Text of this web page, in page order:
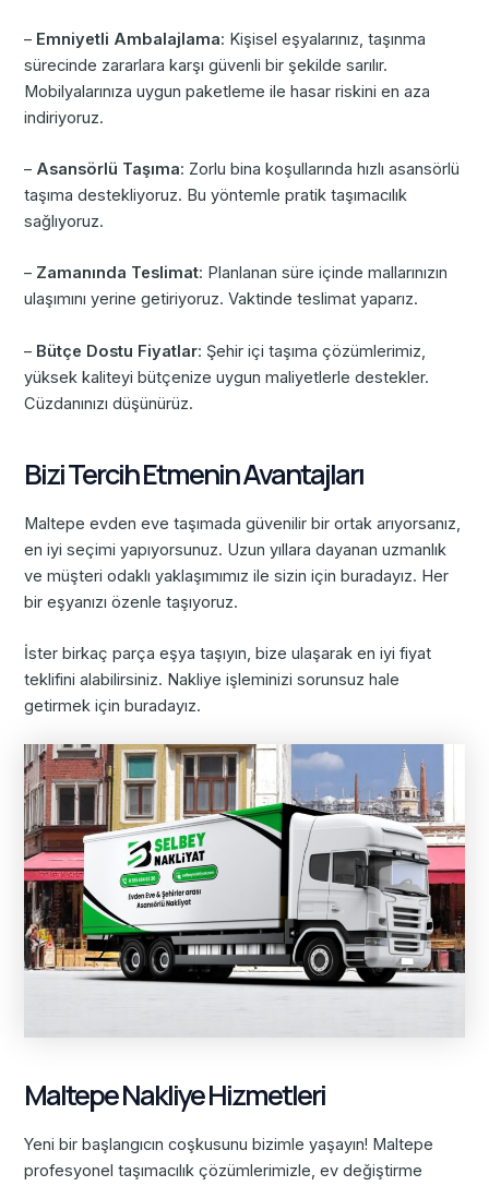
– Emniyetli Ambalajlama: Kişisel eşyalarınız, taşınma
sürecinde zararlara karşı güvenli bir şekilde sarılır.
Mobilyalarınıza uygun paketleme ile hasar riskini en aza
indiriyoruz.
– Asansörlü Taşıma: Zorlu bina koşullarında hızlı asansörlü
taşıma destekliyoruz. Bu yöntemle pratik taşımacılık
sağlıyoruz.
– Zamanında Teslimat: Planlanan süre içinde mallarınızın
ulaşımını yerine getiriyoruz. Vaktinde teslimat yaparız.
– Bütçe Dostu Fiyatlar: Şehir içi taşıma çözümlerimiz,
yüksek kaliteyi bütçenize uygun maliyetlerle destekler.
Cüzdanınızı düşünürüz.
Bizi Tercih Etmenin Avantajları
Maltepe evden eve taşımada güvenilir bir ortak arıyorsanız,
en iyi seçimi yapıyorsunuz. Uzun yıllara dayanan uzmanlık
ve müşteri odaklı yaklaşımımız ile sizin için buradayız. Her
bir eşyanızı özenle taşıyoruz.
İster birkaç parça eşya taşıyın, bize ulaşarak en iyi fiyat
teklifini alabilirsiniz. Nakliye işleminizi sorunsuz hale
getirmek için buradayız.
Maltepe Nakliye Hizmetleri
Yeni bir başlangıcın coşkusunu bizimle yaşayın! Maltepe
profesyonel taşımacılık çözümlerimizle, ev değiştirme